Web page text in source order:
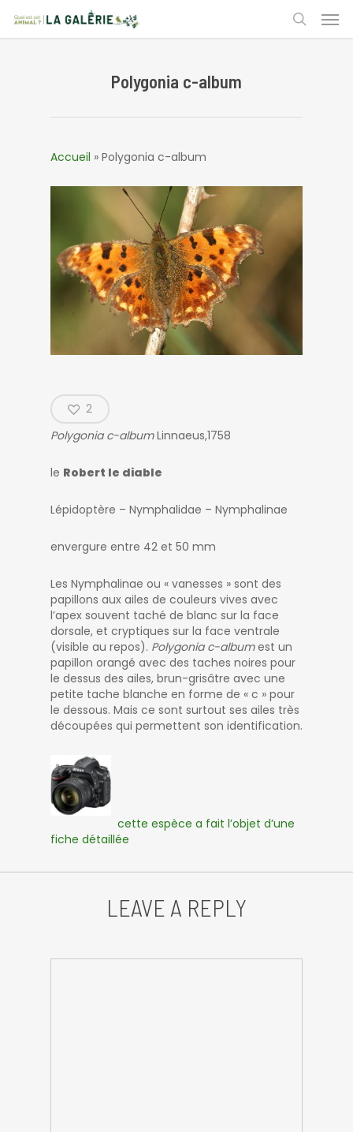
main
search
Polygonia c-album
Accueil » Polygonia c-album
2
Polygonia c-albumLinnaeus,1758
le Robert le diable
Lépidoptère – Nymphalidae – Nymphalinae
envergure entre 42 et 50 mm
Les Nymphalinae ou « vanesses » sont des
papillons aux ailes de couleurs vives avec
l’apex souvent taché de blanc sur la face
dorsale, et cryptiques sur la face ventrale
(visible au repos). Polygonia c-albumest un
papillon orangé avec des taches noires pour
le dessus des ailes, brun-grisâtre avec une
petite tache blanche en forme de « c » pour
le dessous. Mais ce sont surtout ses ailes très
découpées qui permettent son identification.
cette espèce a fait l’objet d’une
fiche détaillée
LEAVE A REPLY